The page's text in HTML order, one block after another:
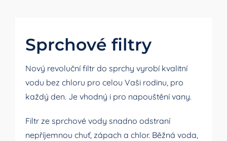
Sprchové filtry
Nový revoluční filtr do sprchy vyrobí kvalitní
vodu bez chloru pro celou Vaši rodinu, pro
každý den. Je vhodný i pro napouštění vany.
Filtr ze sprchové vody snadno odstraní
nepříjemnou chuť, zápach a chlor. Běžná voda,